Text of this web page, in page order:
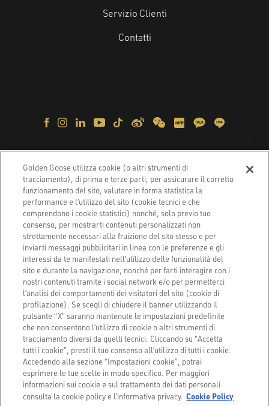
Servizio Clienti
Contatti
Privacy Policy
Cookie Policy
Dichiarazione di Accessibilità
Accessibility Status
Impostazioni cookie
Via Privata E. Marelli 10, 20139 Milano, Italy
Copyright © 2026 - All Rights Reserved.
Golden Goose utilizza cookie (o altri strumenti di
tracciamento), di prima e terze parti, per assicurare il corretto
funzionamento del sito, valutare in forma statistica la
performance e l’utilizzo del sito (cookie tecnici e che
comprendono i cookie statistici) nonché, solo previo tuo
consenso, per mostrarti contenuti personalizzati non
strettamente necessari alla fruizione del sito stesso e per
inviarti messaggi pubblicitari in linea con le preferenze e gli
interessi da te manifestati nell’utilizzo delle funzionalità del
sito e durante la navigazione, nonché per farti interagire con i
nostri contenuti tramite i social network e/o per permetterci
l’analisi dei comportamenti dei visitatori del sito (cookie di
profilazione). Se scegli di chiudere il banner utilizzando il
pulsante “X” saranno mantenute le impostazioni predefinite
che non consentono l’utilizzo di cookie o altri strumenti di
tracciamento diversi da quelli tecnici. Cliccando su “Accetta
tutti i cookie”, presti il tuo consenso all’utilizzo di tutti i cookie.
Accedendo alla sezione “Impostazioni cookie”, potrai
esprimere le tue scelte in modo specifico. Per maggiori
informazioni sui cookie e sul trattamento dei dati personali
consulta la cookie policy e l’informativa privacy. Cookie Policy